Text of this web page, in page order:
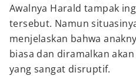
Awalnya Harald tampak
tersebut. Namun
menjelaskan bahwa
biasa dan diramalkan
yang sangat disruptif.